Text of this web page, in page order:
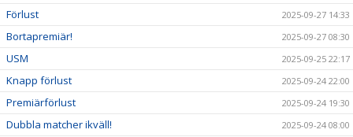
Förlust 2025-09-27 14:33
Bortapremiär! 2025-09-27 08:30
USM 2025-09-25 22:17
Knapp förlust 2025-09-24 22:00
Premiärförlust 2025-09-24 19:30
Dubbla matcher ikväll! 2025-09-24 08:00